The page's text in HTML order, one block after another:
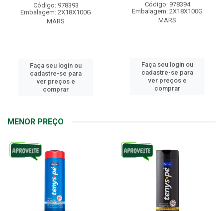
Código: 978393
Embalagem: 2X18X100G
MARS
Faça seu login ou
cadastre-se para
ver preços e
comprar
Código: 978394
Embalagem: 2X18X100G
MARS
Faça seu login ou
cadastre-se para
ver preços e
comprar
MENOR PREÇO